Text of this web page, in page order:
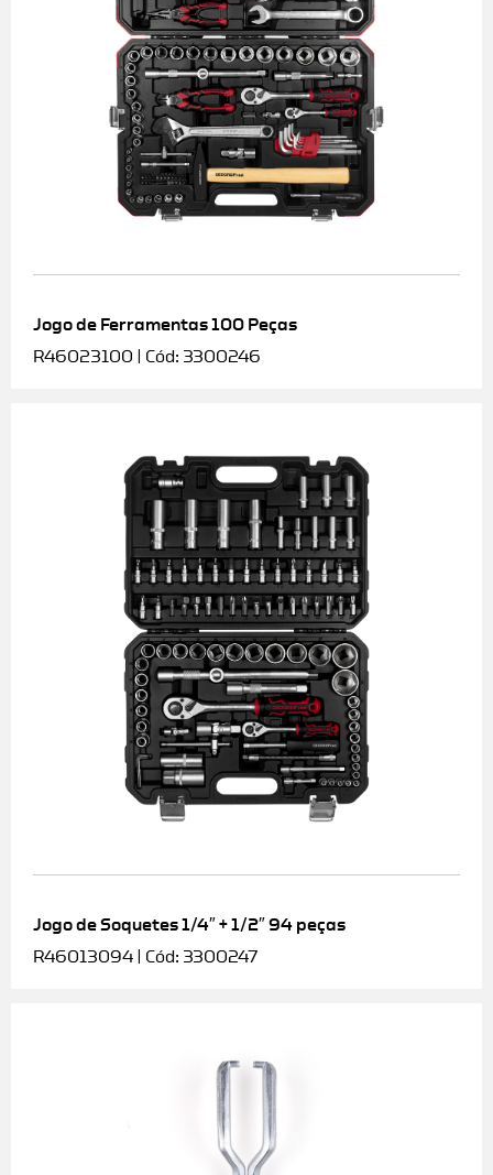
Jogo de Ferramentas 100 Peças
R46023100 | Cód: 3300246
Jogo de Soquetes 1/4″ + 1/2″ 94 peças
R46013094 | Cód: 3300247